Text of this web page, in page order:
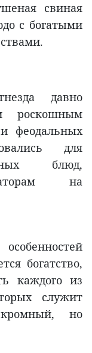
свиная
с богатыми
давно
роскошным
феодальных
для
блюд,
на
богатство,
каждого из
служит
но